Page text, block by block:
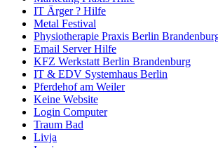
IT Ärger ? Hilfe
Metal Festival
Physiotherapie Praxis Berlin
Email Server Hilfe
KFZ Werkstatt Berlin Brandenburg
IT & EDV Systemhaus Berlin
Pferdehof am Weiler
Keine Website
Login Computer
Traum Bad
Livja